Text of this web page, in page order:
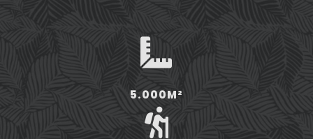

5.000M²
